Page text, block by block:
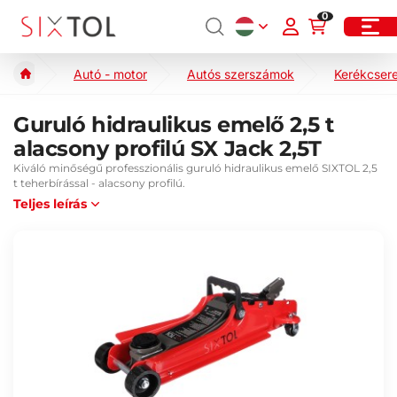
0
Autó - motor Autós szerszámok
Guruló hidraulikus emelő 2,5 t
alacsony profilú SX Jack 2,5T
Kiváló minőségű professzionális guruló hidraulikus emelő SIXTOL 2,5
t teherbírással - alacsony profilú.
Teljes leírás